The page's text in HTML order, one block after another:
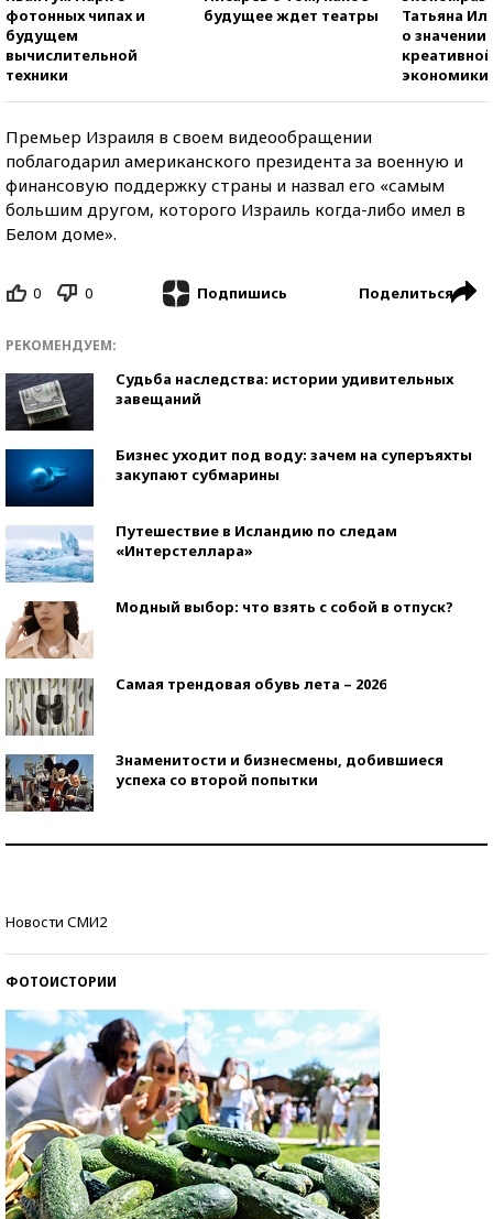
фотонных чипах и
будущем
вычислительной
техники
будущее ждет театры
Татьяна
о значении
креативной
экономики
Премьер Израиля в своем видеообращении
поблагодарил американского президента за военную и
финансовую поддержку страны и назвал его «самым
большим другом, которого Израиль когда-либо имел в
Белом доме».
0 0 Подпишись Поделиться
РЕКОМЕНДУЕМ:
Судьба наследства: истории удивительных
завещаний
Бизнес уходит под воду: зачем на суперъяхты
закупают субмарины
Путешествие в Исландию по следам
«Интерстеллара»
Модный выбор: что взять с собой в отпуск?
Самая трендовая обувь лета – 2026
Знаменитости и бизнесмены, добившиеся
успеха со второй попытки
Новости СМИ2
ФОТОИСТОРИИ